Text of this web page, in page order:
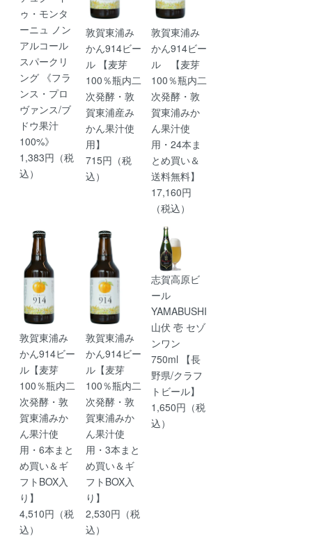
ゥ・モンタ
ーニュ ノン
アルコール
スパークリ
ング 《フラ
ンス・プロ
ヴァンス/ブ
ドウ果汁
100%》
1,383円（税
込）
敦賀東浦み
かん914ビー
ル 【麦芽
100％瓶内二
次発酵・敦
賀東浦産み
かん果汁使
用】
715円（税
込）
敦賀東浦み
かん914ビー
ル 【麦芽
100％瓶内二
次発酵・敦
賀東浦みか
ん果汁使
用・24本ま
とめ買い＆
送料無料】
17,160円
（税込）
敦賀東浦み
かん914ビー
ル【麦芽
100％瓶内二
次発酵・敦
賀東浦みか
ん果汁使
用・6本まと
め買い＆ギ
フトBOX入
り】
4,510円（税
込）
敦賀東浦み
かん914ビー
ル【麦芽
100％瓶内二
次発酵・敦
賀東浦みか
ん果汁使
用・3本まと
め買い＆ギ
フトBOX入
り】
2,530円（税
込）
志賀高原ビ
ール
YAMABUSHI
山伏 壱 セゾ
ンワン
750ml 【長
野県/クラフ
トビール】
1,650円（税
込）